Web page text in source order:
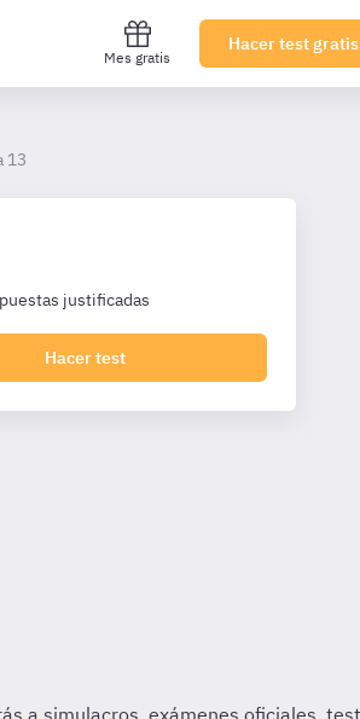
Mes gratis
Hacer test gratis
13
justificadas
Hacer test